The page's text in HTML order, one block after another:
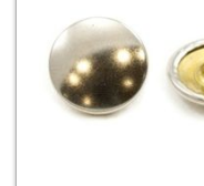
Заклепки
Инструмент